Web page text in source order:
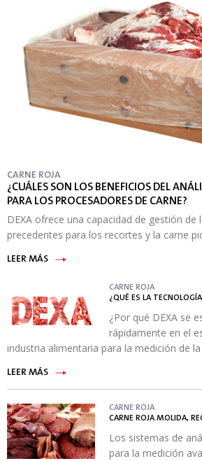
CARNE ROJA
¿CUÁLES SON LOS BENEFICIOS DEL
PARA LOS PROCESADORES DE CARNE?
DEXA ofrece una capacidad de gestión de
precedentes para los recortes y la carne
LEER MÁS
CARNE ROJA
¿QUÉ ES LA
¿Por qué DEXA se
rápidamente en el
industria alimentaria para la medición de
LEER MÁS
CARNE ROJA
CARNE ROJA MOLIDA,
Los sistemas de
para la medición